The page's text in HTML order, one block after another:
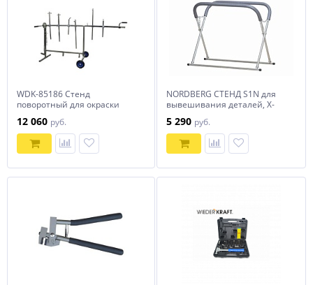
WDK-85186 Стенд
поворотный для окраски
12 060 руб.
NORDBERG СТЕНД S1N для
вывешивания деталей, Х-
5 290 руб.